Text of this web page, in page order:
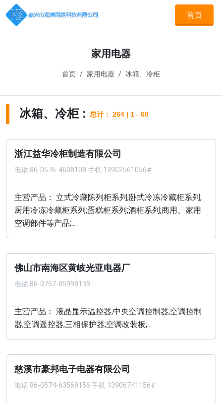
首页
家用电器
首页 家用电器 冰箱、冷柜
冰箱、冷柜 : 总计： 264 | 1 - 60
浙江益华冷柜制造有限公司
电话 86-0576-4608108 手机 13902561056#
主营产品： 立式冷藏陈列柜系列;卧式冷冻冷藏柜系列;
厨用冷冻冷藏柜系列;蛋糕柜系列;酒柜系列;商用、家用
空调部件等产品;...
佛山市南海区黄岐光亚电器厂
电话 86-0757-85998139
主营产品： 液晶显示温控器;中央空调控制器;空调控制
器;空调遥控器;三相保护器;空调改装板;...
慈溪市豪邦电子电器有限公司
电话 86-0574-63569156 手机 13906741156#